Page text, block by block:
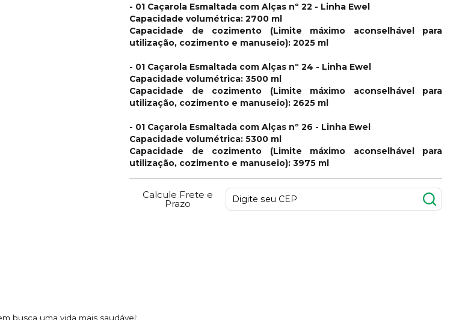
- 01 Caçarola Esmaltada com Alças nº 22 - Linha Ewel
Capacidade volumétrica: 2700 ml
Capacidade de cozimento (Limite máximo aconselhável para
utilização, cozimento e manuseio): 2025 ml
- 01 Caçarola Esmaltada com Alças nº 24 - Linha Ewel
Capacidade volumétrica: 3500 ml
Capacidade de cozimento (Limite máximo aconselhável para
utilização, cozimento e manuseio): 2625 ml
- 01 Caçarola Esmaltada com Alças nº 26 - Linha Ewel
Capacidade volumétrica: 5300 ml
Capacidade de cozimento (Limite máximo aconselhável para
utilização, cozimento e manuseio): 3975 ml
Calcule Frete e
Prazo
busca uma vida mais saudável;